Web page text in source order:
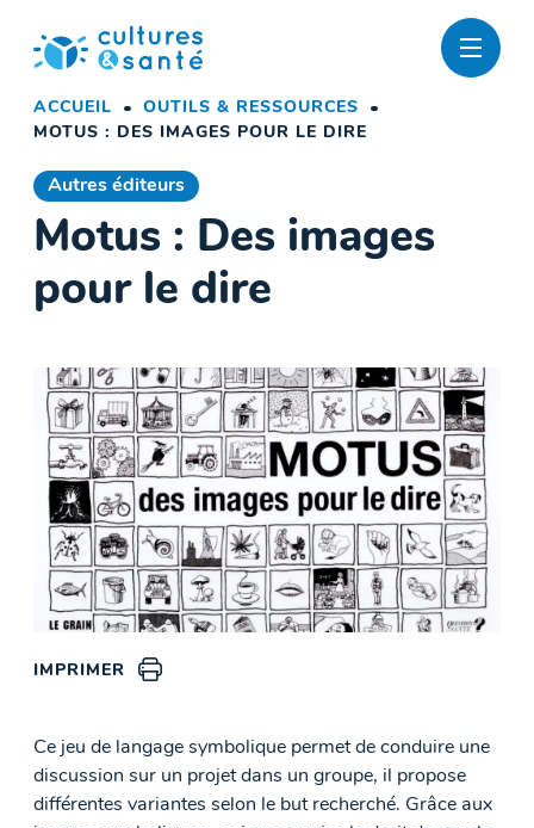
contenu
ACCUEIL
OUTILS & RESSOURCES
MOTUS : DES IMAGES POUR LE DIRE
Autres éditeurs
Motus : Des images
pour le dire
IMPRIMER
Ce jeu de langage symbolique permet de conduire une
discussion sur un projet dans un groupe, il propose
différentes variantes selon le but recherché. Grâce aux